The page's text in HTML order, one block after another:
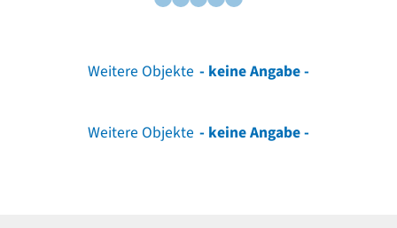
Weitere Objekte - keine Angabe -
Weitere Objekte - keine Angabe -